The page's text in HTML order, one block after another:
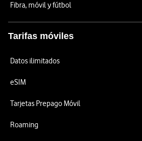
Fibra, móvil y fútbol
Tarifas móviles
Datos ilimitados
eSIM
Tarjetas Prepago Móvil
Roaming